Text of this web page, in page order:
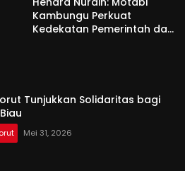
Kambungu Perkuat
Kedekatan Pemerintah dan
Tunjukkan Solidaritas bagi
Mei 31, 2026